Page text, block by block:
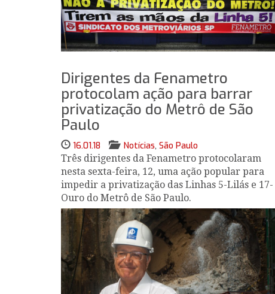
Dirigentes da Fenametro
protocolam ação para barrar
privatização do Metrô de São
Paulo
16.01.18 Notícias, São Paulo
Três dirigentes da Fenametro protocolaram
nesta sexta-feira, 12, uma ação popular para
impedir a privatização das Linhas 5-Lilás e 17-
Ouro do Metrô de São Paulo.